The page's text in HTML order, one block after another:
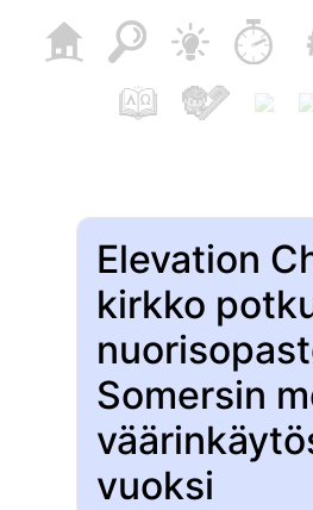
Elevation
kirkko
Somersin
vuoksi